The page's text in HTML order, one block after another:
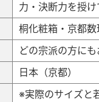
力・決断力を授
桐化粧箱・京都
どの宗派の方にも
日本（京都）
※実際のサイズと